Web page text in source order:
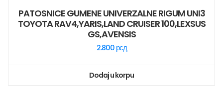
PATOSNICE GUMENE UNIVERZALNE RIGUM UNI3
TOYOTA RAV4,YARIS,LAND CRUISER 100,LEXSUS
GS,AVENSIS
2.800 рсд
Dodaj u korpu